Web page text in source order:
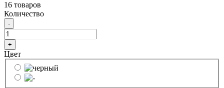
16 товаров
Количество
-
+
Цвет